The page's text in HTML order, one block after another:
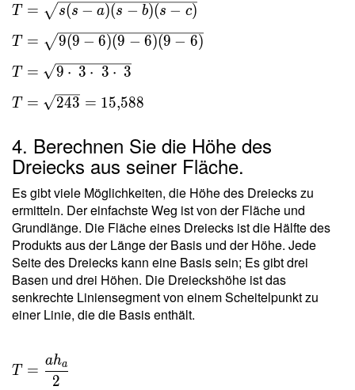
T =
s(s-a)(s-
b)(s-c) }
\ \\ T =
\sqrt{
6)(9-6) }
\ \\ T =
\sqrt{ 9
\cdot \
3 \cdot
\ 3
\cdot \
3 } \ \\
T =
\sqrt{
243 } =
T = s(s − a)(s − b)(s − c)
T = 9(9 − 6)(9 − 6)(9 − 6)
T = 9 ⋅ 3 ⋅ 3 ⋅ 3
T = 243 = 15,588
4. Berechnen Sie die Höhe des
Dreiecks aus seiner Fläche.
Es gibt viele Möglichkeiten, die Höhe des Dreiecks zu
ermitteln. Der einfachste Weg ist von der Fläche und
Grundlänge. Die Fläche eines Dreiecks ist die Hälfte des
Produkts aus der Länge der Basis und der Höhe. Jede
Seite des Dreiecks kann eine Basis sein; Es gibt drei
Basen und drei Höhen. Die Dreieckshöhe ist das
senkrechte Liniensegment von einem Scheitelpunkt zu
einer Linie, die die Basis enthält.
T =
\dfrac{
T =
2
aha